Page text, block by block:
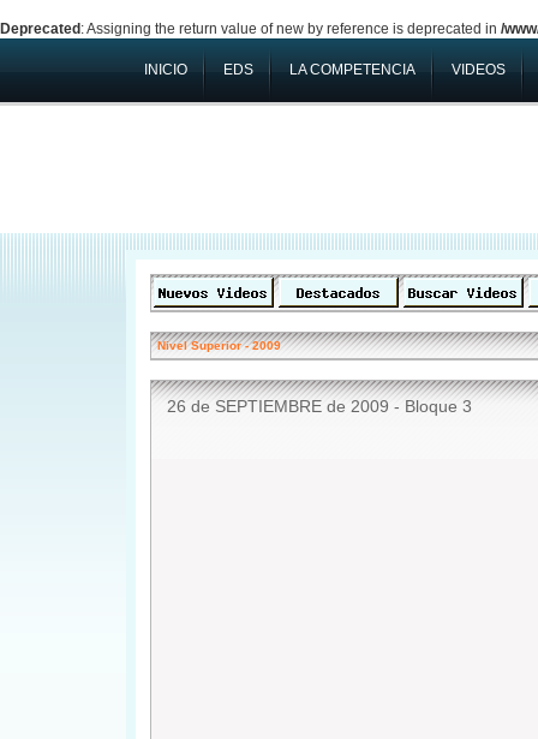
Deprecated : Assigning the return value of new by reference is deprecated in /
INICIO EDS LA COMPETENCIA VIDEOS
Nivel Superior-2009
26 de SEPTIEMBRE de 2009 - Bloque 3